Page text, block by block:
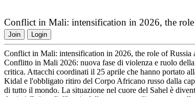
Conflict in Mali: intensification in 2026, the
Join Login
Conflict in Mali: intensification in 2026, the role of Russia
Conflitto in Mali 2026: nuova fase di violenza e ruolo
critica. Attacchi coordinati il 25 aprile che hanno portato
Kidal e l'obbligato ritiro del Corpo Africano russo dalla
di tutto il mondo. La situazione nel cuore del Sahel è